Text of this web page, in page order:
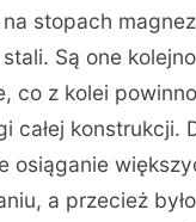
stopach
Są one
co z kolei
całej konstrukcji.
osiąganie
a przecież